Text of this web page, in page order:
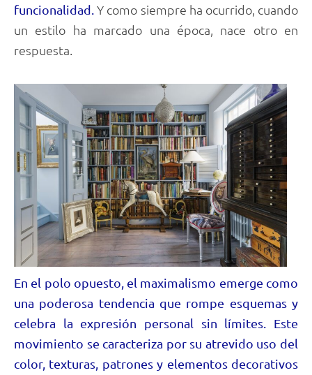
funcionalidad.Y como siempre ha ocurrido, cuando
un estilo ha marcado una época, nace otro en
respuesta.
En el polo opuesto, el maximalismo emerge como
una poderosa tendencia que rompe esquemas y
celebra la expresión personal sin límites. Este
movimiento se caracteriza por su atrevido uso del
color, texturas, patrones y elementos decorativos